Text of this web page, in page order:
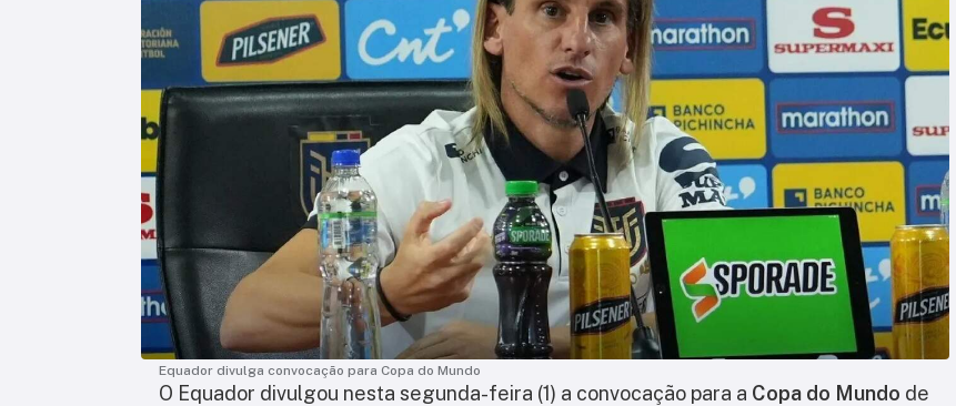
Equador divulga convocação para Copa do Mundo
O Equador divulgou nesta segunda-feira (1) a convocação para a Copa do Mundo de